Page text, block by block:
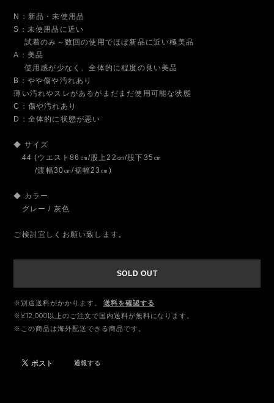
N：新品・未使用品
S：未使用品に近い
試着のみ～数回の使用でほぼ新品に近い極美品
A：美品
使用感が少なく、全体的に程度の良い美品
B：やや傷や汚れあり
薄い汚れやスレがあるがまだまだ使用可能な状態
C：傷や汚れあり
D：全体的に状態が悪い
◆ サイズ
44 (ウエスト86㎝/股上22㎝/股下35㎝
/渡幅30㎝/裾幅23㎝)
◆ カラー
グレー / 灰色
ご検討宜しくお願い致します。
SOLD OUT
※別途送料がかかります。
送料を確認する
※¥12,000以上のご注文で国内送料が無料になります。
※この商品は海外配送できる商品です。
通報する